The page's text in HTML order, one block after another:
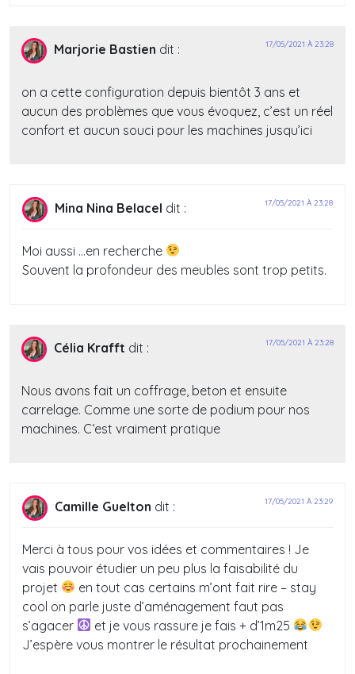
Marjorie Bastien dit : 17/05/2021 À 23:28
on a cette configuration depuis bientôt 3 ans et
aucun des problèmes que vous évoquez, c’est un réel
confort et aucun souci pour les machines jusqu’ici
Mina Nina Belacel dit : 17/05/2021 À 23:28
Moi aussi …en recherche
Souvent la profondeur des meubles sont trop petits.
Célia Krafft dit : 17/05/2021 À 23:28
Nous avons fait un coffrage, beton et ensuite
carrelage. Comme une sorte de podium pour nos
machines. C‘est vraiment pratique
Camille Guelton dit : 17/05/2021 À 23:29
Merci à tous pour vos idées et commentaires ! Je
vais pouvoir étudier un peu plus la faisabilité du
projet
en tout cas certains m’ont fait rire – stay
cool on parle juste d’aménagement faut pas
s’agacer
et je vous rassure je fais + d’1m25
J’espère vous montrer le résultat prochainement